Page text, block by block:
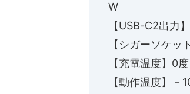
W
【USB-C2出力
【シガーソケッ
【充電温度】0
【動作温度】－